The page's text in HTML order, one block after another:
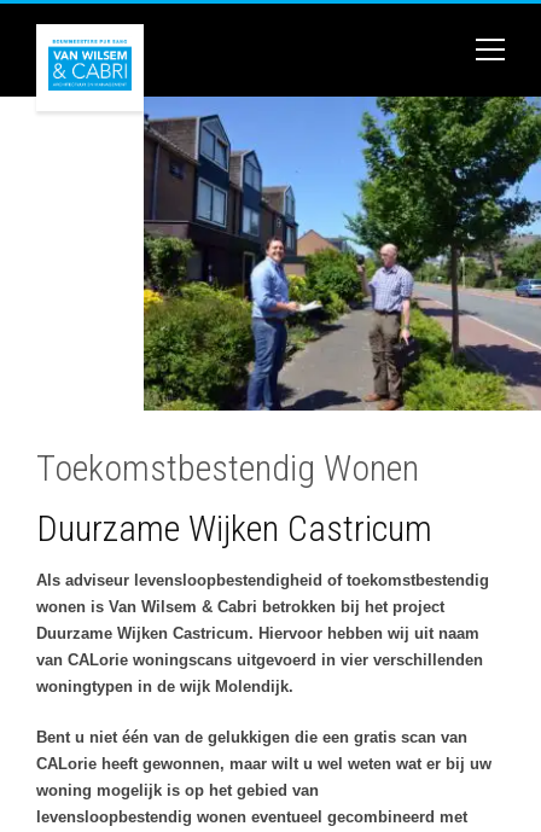
Toekomstbestendig Wonen
Duurzame Wijken Castricum
Als adviseur levensloopbestendigheid of toekomstbestendig
wonen is Van Wilsem & Cabri betrokken bij het project
Duurzame Wijken Castricum. Hiervoor hebben wij uit naam
van CALorie woningscans uitgevoerd in vier verschillenden
woningtypen in de wijk Molendijk.
Bent u niet één van de gelukkigen die een gratis scan van
CALorie heeft gewonnen, maar wilt u wel weten wat er bij uw
woning mogelijk is op het gebied van
levensloopbestendig wonen eventueel gecombineerd met